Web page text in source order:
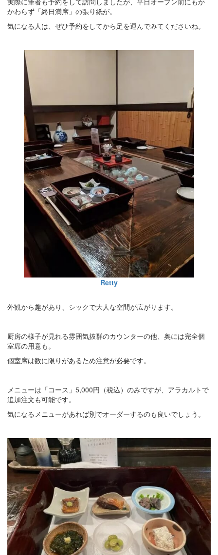
かわらず「終日満席」の張り紙が。
気になる人は、ぜひ予約をしてから足を運んでみてくださいね。
Retty
外観から趣があり、シックで大人な空間が広がります。
厨房の様子が見れる雰囲気抜群のカウンターの他、奥には完全個
室席の用意も。
個室席は数に限りがあるため注意が必要です。
メニューは「コース」5,000円（税込）のみですが、アラカルトで
追加注文も可能です。
気になるメニューがあれば別でオーダーするのも良いでしょう。